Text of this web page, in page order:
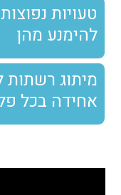
טעויות
להימנע מהן
מיתוג רשתות
אחידה בכל